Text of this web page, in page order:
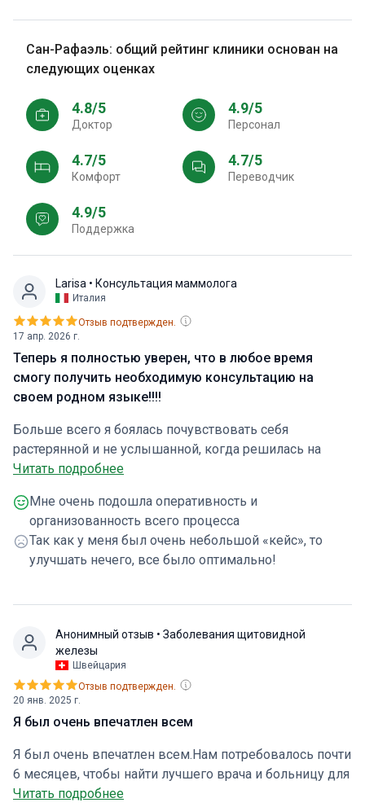
Сан-Рафаэль: общий рейтинг клиники основан на
следующих оценках
4.8/5
Доктор
4.9/5
персонал
4.7/5
Комфорт
4.7/5
Переводчик
4.9/5
Поддержка
Larisa • Консультация маммолога
Италия
17 апр. 2026 г.
Отзыв подтвержден.
Теперь я полностью уверен, что в любое время
смогу получить необходимую консультацию на
своем родном языке!!!!
Больше всего я боялась почувствовать себя
растерянной и не услышанной, когда решилась на
консультацию в другой стране. Но это опасение
именно с Юлией. Она посмотрела мои
предварительные исследования, выслушала опасения
и довольно быстро подобрала клинику, далее мы
определились с датой и ВСЕ))) Единственное
Милане, но это не стало для меня препятствием! В
клинике меня встретил переводчик , он же
организатор и я обошлась без очередей и ожиданий
(УРА!!) Врач терпеливо и без спешки ответил на все
мои вопросы. Мои опасения оказались, к счастью,
преувеличенными. Вся организация процесса, от
первого обращения и до самой встречи, была четкой.
уверенности, что я любой момент получу нужну мне
консультацию на родном языке!!!! Спасибо
огромное!!!
Читать подробнее
Мне очень подошла оперативность и
организованность всего процесса
Так как у меня был очень небольшой «кейс», то
улучшать нечего, все было оптимально!
Анонимный отзыв • Заболевания щитовидной
железы
Швейцария
20 янв. 2025 г.
Отзыв подтвержден.
Я был очень впечатлен всем
Я был очень впечатлен всем.Нам потребовалось почти
6 месяцев, чтобы найти лучшего врача и больницу для
моей мамы.Агент, который помог нам из bookimed
Читать подробнее